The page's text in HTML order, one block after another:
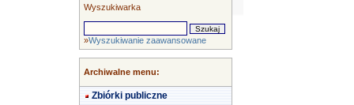
Wyszukiwarka
»Wyszukiwanie zaawansowane
Archiwalne menu:
Zbiórki publiczne